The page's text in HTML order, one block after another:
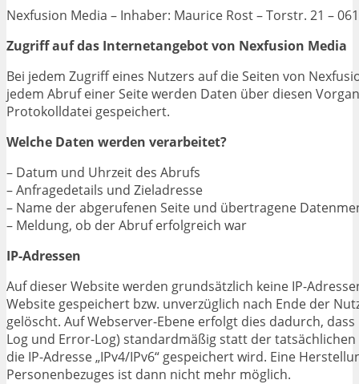
Nexfusion Media – Inhaber: Maurice Rost – Torstr. 21 –
Zugriff auf das Internetangebot von Nexfusion Media
Bei jedem Zugriff eines Nutzers auf die Seiten von
jedem Abruf einer Seite werden Daten über diesen
Protokolldatei gespeichert.
Welche Daten werden verarbeitet?
– Datum und Uhrzeit des Abrufs
– Anfragedetails und Zieladresse
– Name der abgerufenen Seite und übertragene
– Meldung, ob der Abruf erfolgreich war
IP-Adressen
Auf dieser Website werden grundsätzlich keine IP-
Website gespeichert bzw. unverzüglich nach Ende der
gelöscht. Auf Webserver-Ebene erfolgt dies dadurch, dass
Log und Error-Log) standardmäßig statt der tatsächlichen
die IP-Adresse „IPv4/IPv6“ gespeichert wird. Eine
Personenbezuges ist dann nicht mehr möglich.